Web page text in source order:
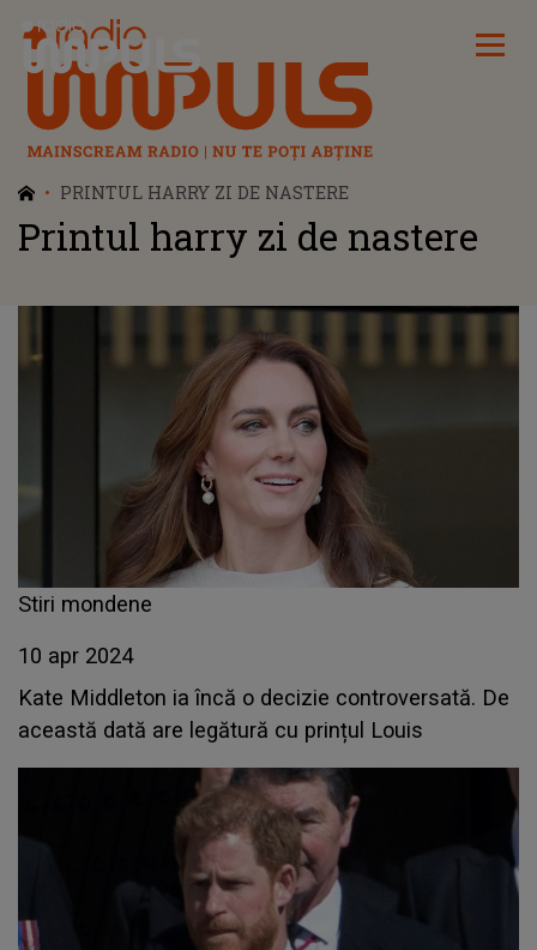
Radio Impuls
PRINTUL HARRY ZI DE NASTERE
Printul harry zi de nastere
Stiri mondene
10 apr 2024
Kate Middleton ia încă o decizie controversată. De
această dată are legătură cu prințul Louis